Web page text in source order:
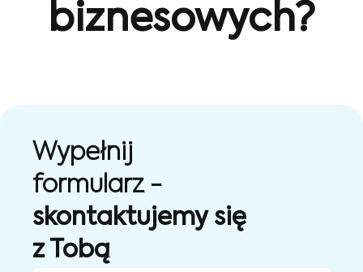
biznesowych?
Wypełnij
formularz -
skontaktujemy się
z Tobą